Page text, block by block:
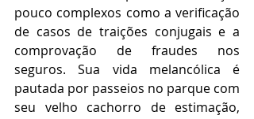
pouco complexos como a verificação
de casos de traições conjugais e a
comprovação de fraudes nos
seguros. Sua vida melancólica é
pautada por passeios no parque com
seu velho cachorro de estimação,